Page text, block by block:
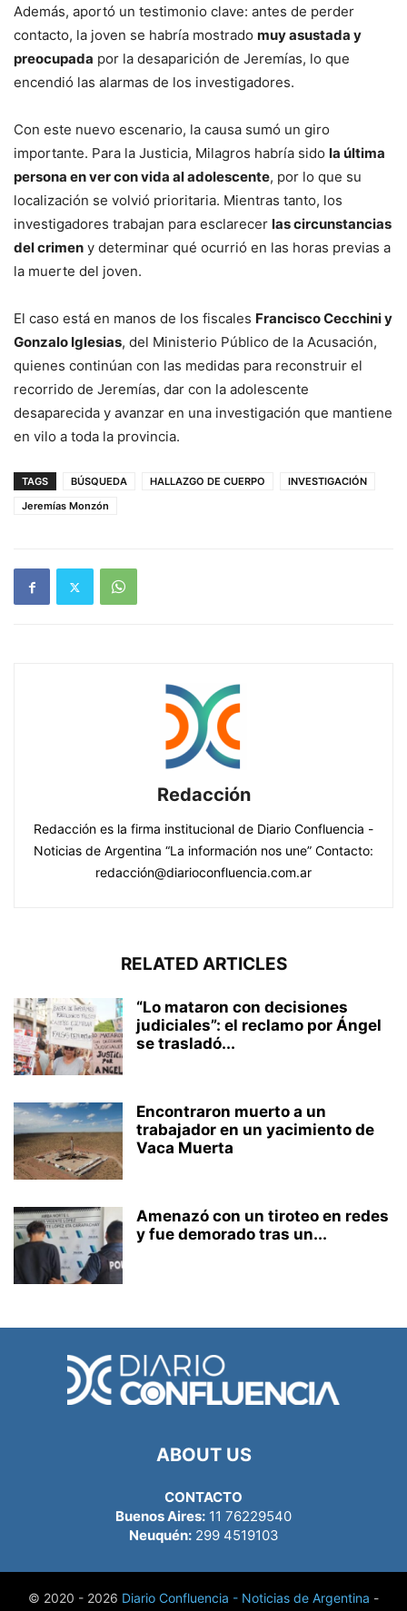
Además, aportó un testimonio clave: antes de perder
contacto, la joven se habría mostrado muy asustada y
preocupada por la desaparición de Jeremías, lo que
encendió las alarmas de los investigadores.
Con este nuevo escenario, la causa sumó un giro
importante. Para la Justicia, Milagros habría sido la última
persona en ver con vida al adolescente, por lo que su
localización se volvió prioritaria. Mientras tanto, los
investigadores trabajan para esclarecer las circunstancias
del crimen y determinar qué ocurrió en las horas previas a
la muerte del joven.
El caso está en manos de los fiscales Francisco Cecchini y
Gonzalo Iglesias, del Ministerio Público de la Acusación,
quienes continúan con las medidas para reconstruir el
recorrido de Jeremías, dar con la adolescente
desaparecida y avanzar en una investigación que mantiene
en vilo a toda la provincia.
TAGS BÚSQUEDA HALLAZGO DE CUERPO
INVESTIGACIÓN
Jeremías Monzón
Redacción
Redacción es la firma institucional de Diario Confluencia -
Noticias de Argentina “La información nos une” Contacto:
redacción@diarioconfluencia.com.ar
RELATED ARTICLES
“Lo mataron con decisiones
judiciales”: el reclamo por Ángel
se trasladó...
Encontraron muerto a un
trabajador en un yacimiento de
Vaca Muerta
Amenazó con un tiroteo en redes
y fue demorado tras un...
ABOUT US
CONTACTO
Buenos Aires: 11 76229540
Neuquén:299 4519103
© 2020 - 2026 Diario Confluencia - Noticias de Argentina -